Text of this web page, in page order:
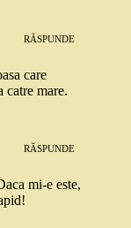
RĂSPUNDE
care
catre mare.
RĂSPUNDE
mi-e este,